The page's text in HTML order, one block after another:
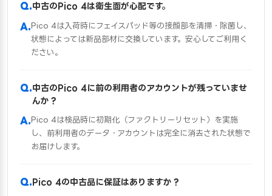
中古のPico 4は衛生面が心配です。
Pico 4は入荷時にフェイスパッド等の接顔部を清掃・除菌し、
状態によっては新品部材に交換しています。安心してご利用く
ださい。
中古のPico 4に前の利用者のアカウントが残っていませ
んか？
Pico 4は検品時に初期化（ファクトリーリセット）を実施
し、前利用者のデータ・アカウントは完全に消去された状態で
お届けします。
Pico 4の中古品に保証はありますか？